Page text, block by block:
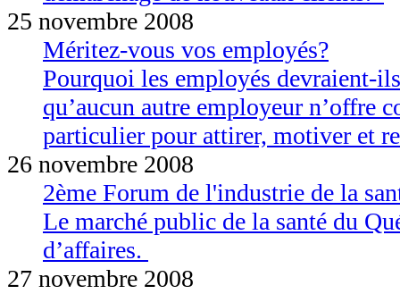
25 novembre 2008
Méritez-vous vos employés?
Pourquoi les employés devraient-
qu’aucun autre employeur n’offre
particulier pour attirer, motiver et
26 novembre 2008
2ème Forum de l'industrie de la
Le marché public de la santé du
d’affaires.
27 novembre 2008